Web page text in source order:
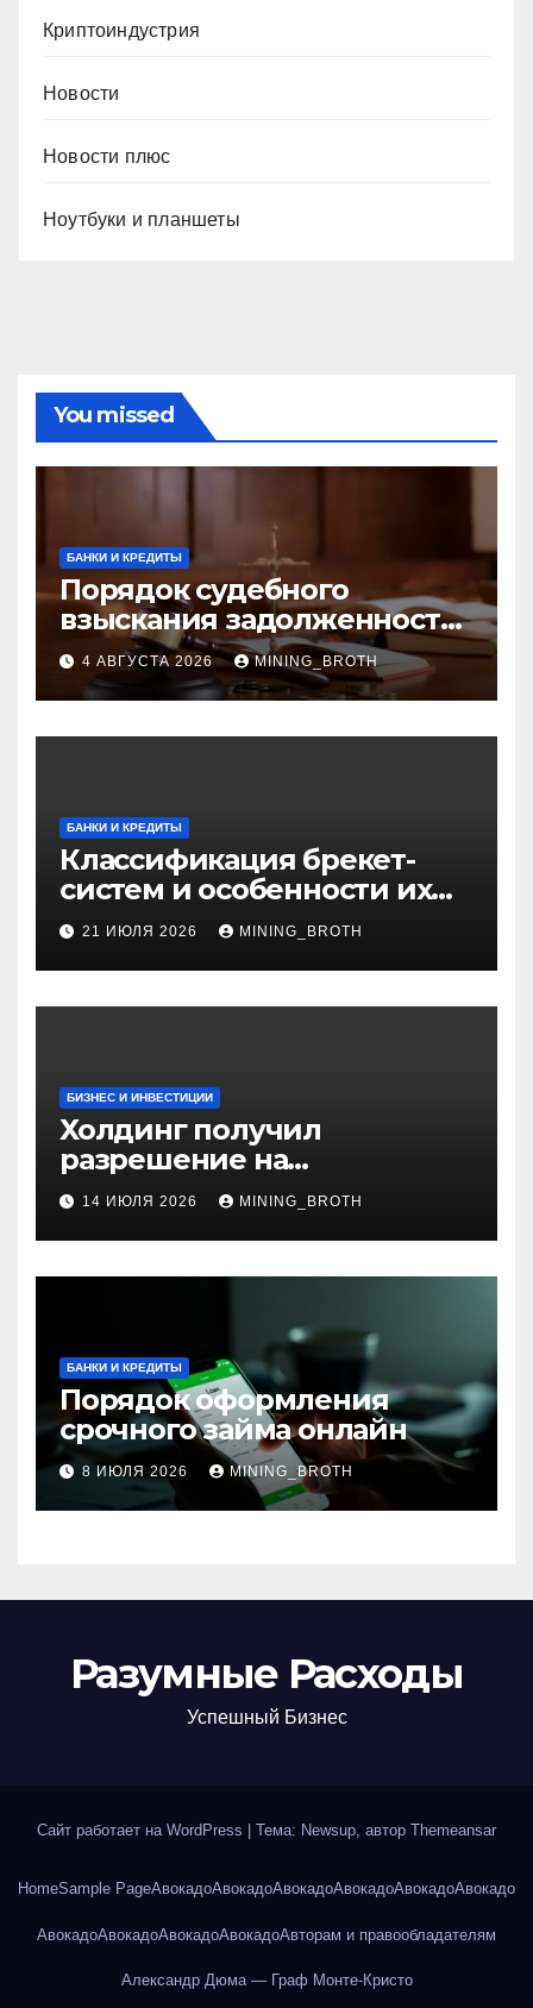
Криптоиндустрия
Новости
Новости плюс
Ноутбуки и планшеты
You missed
БАНКИ И КРЕДИТЫ
Порядок судебного
взыскания задолженности:
ключевые стадии и
нюансы
4 АВГУСТА 2026 MINING_BROTH
БАНКИ И КРЕДИТЫ
Классификация брекет-
систем и особенности их
установки
21 ИЮЛЯ 2026 MINING_BROTH
БИЗНЕС И ИНВЕСТИЦИИ
Холдинг получил
разрешение на
приобретение банка в
Турции
14 ИЮЛЯ 2026 MINING_BROTH
БАНКИ И КРЕДИТЫ
Порядок оформления
срочного займа онлайн
8 ИЮЛЯ 2026 MINING_BROTH
Разумные Расходы
Успешный Бизнес
Сайт работает на WordPress Тема: Newsup, автор Themeansar
HomeSample PageАвокадоАвокадоАвокадоАвокадоАвокадоАвокадо
АвокадоАвокадоАвокадоАвокадоАвторам и правообладателям
Александр Дюма — Граф Монте-Кристо